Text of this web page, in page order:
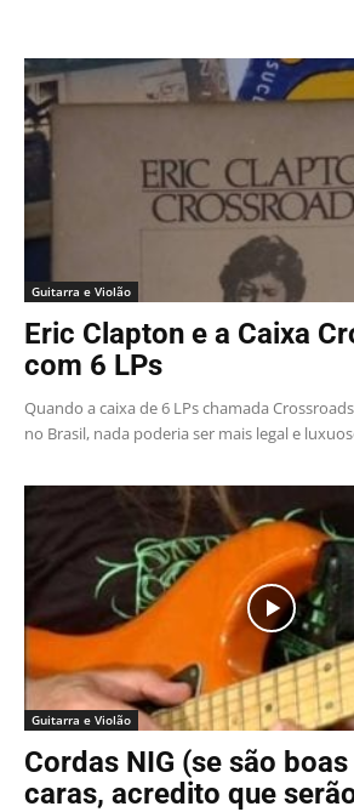
Guitarra e Violão
Eric Clapton e a Caixa
com 6 LPs
Quando a caixa de 6 LPs chamada
no Brasil, nada poderia ser mais legal e
Guitarra e Violão
Cordas NIG (se são
caras, acredito que